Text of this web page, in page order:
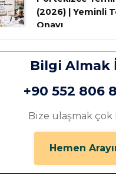
(2026) | Yeminli
Onayı
Bilgi Almak
+90 552 806
Bize ulaşmak çok
Hemen